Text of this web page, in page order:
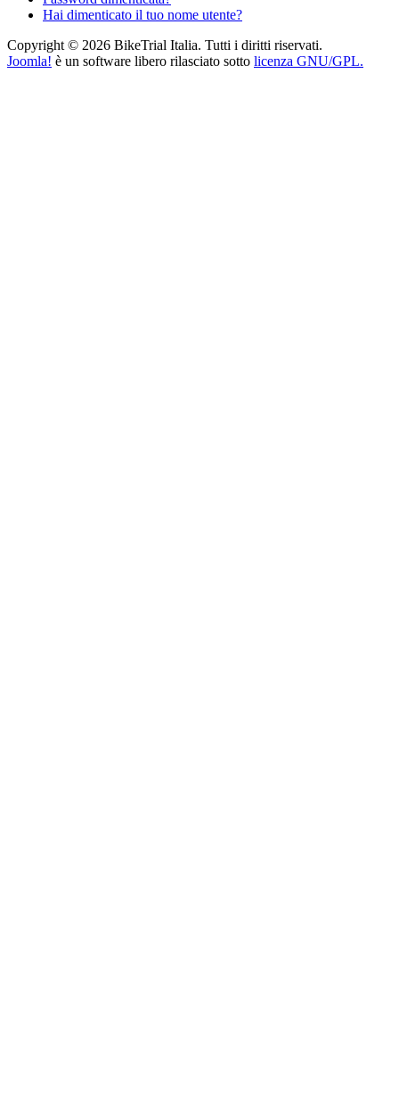
Hai dimenticato il tuo nome utente?
Copyright © 2026 BikeTrial Italia. Tutti i diritti riservati.
Joomla! è un software libero rilasciato sotto licenza GNU/GPL.